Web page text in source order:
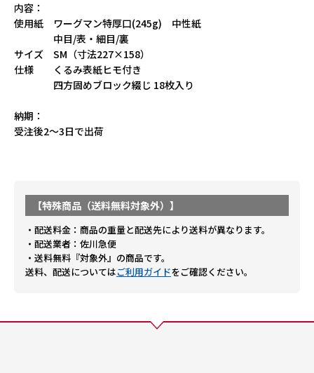
内容：
使用紙 ワーグマン特厚口(245g) 中性紙
中目/表・細目/裏
サイズ SM（寸法227×158）
仕様 くるみ表紙ヒモ付き
四方固めブロック綴じ 18枚入り
納期：
受注後2～3日で出荷
【特殊商品（送料無料対象外）】
・配送料金：商品の重量と配送先により送料が異なります。
・配送業者：佐川急便
・送料無料『対象外』の商品です。
送料、配送についてはご利用ガイドをご確認ください。